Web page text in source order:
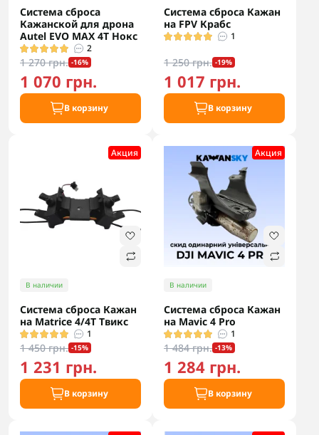
Система сброса
Кажанской для дрона
Autel EVO MAX 4T Нокс
2
1 270 грн. -16%
1 070 грн.
В корзину
Система сброса Кажан
на FPV Крабс
1
1 250 грн. -19%
1 017 грн.
В корзину
Акция
В наличии
Система сброса Кажан
на Matrice 4/4T Твикс
1
1 450 грн. -15%
1 231 грн.
В корзину
Акция
В наличии
Система сброса Кажан
на Mavic 4 Pro
1
1 484 грн. -13%
1 284 грн.
В корзину